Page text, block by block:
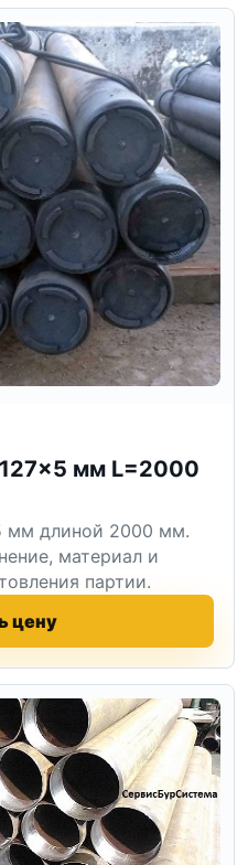
мм L=2000
мм длиной 2000 мм.
материал и
партии.
цену